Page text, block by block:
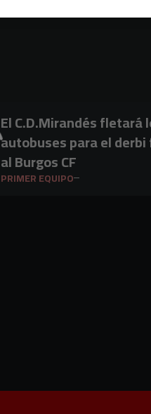
El C.D.Mirandés fletará
autobuses para el
al Burgos CF
PRIMER EQUIPO